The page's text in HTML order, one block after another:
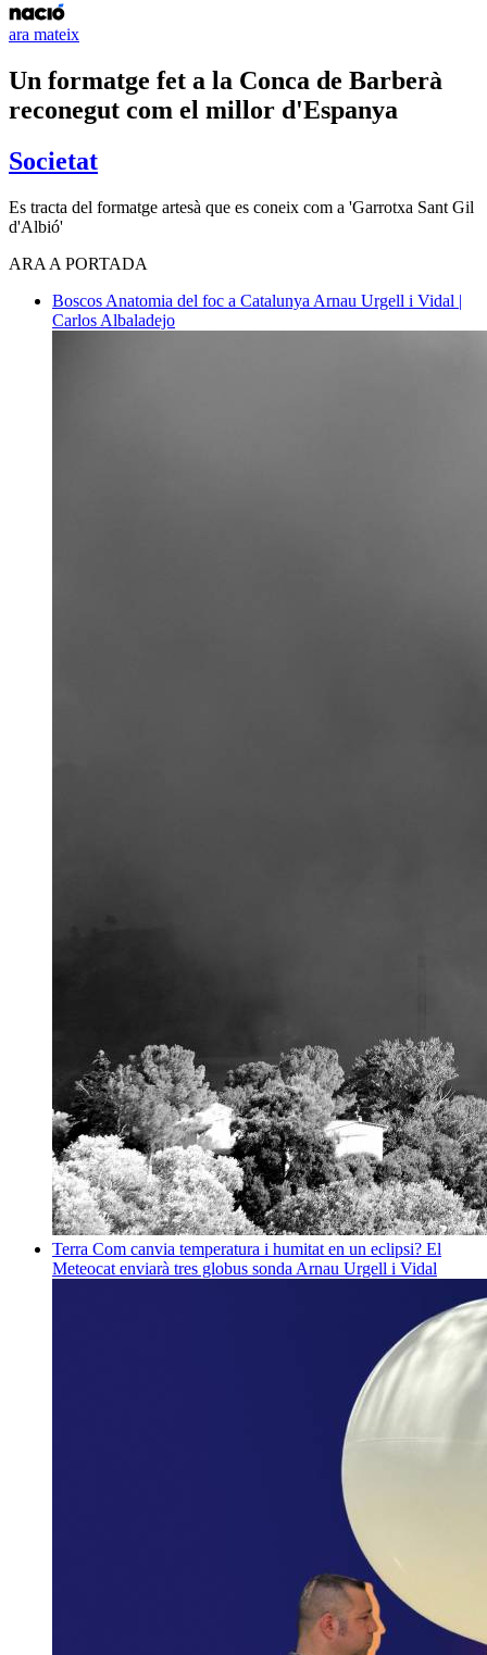
ara mateix
Un formatge fet a la Conca de Barberà
reconegut com el millor d'Espanya
Societat
Es tracta del formatge artesà que es coneix com a 'Garrotxa Sant Gil
d'Albió'
ARA A PORTADA
Boscos Anatomia del foc a Catalunya Arnau Urgell i Vidal |
Carlos Albaladejo
Terra Com canvia temperatura i humitat en un eclipsi? El
Meteocat enviarà tres globus sonda Arnau Urgell i Vidal